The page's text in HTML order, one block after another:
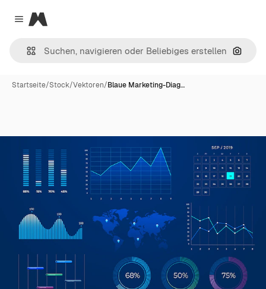
Close menu
Magnific
Nach
Startseite/Stock/Vektoren/Blaue Marketing-Diag…